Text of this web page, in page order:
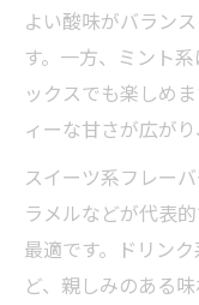
よい酸味がバラン
す。一方、ミント
ックスでも楽しめ
ィーな甘さが広が
スイーツ系フレー
ラメルなどが代表
最適です。ドリン
ど、親しみのある